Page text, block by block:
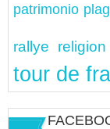
patrimonio
rallye religion
tour de